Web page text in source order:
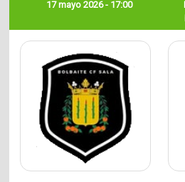
17 mayo 2026 - 17:00